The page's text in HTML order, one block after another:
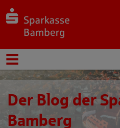
Der Blog der
Bamberg